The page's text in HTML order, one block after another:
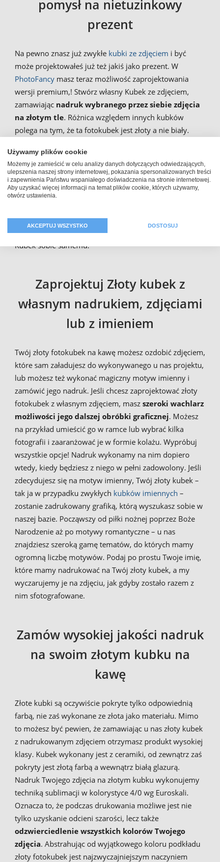
pomysł na nietuzinkowy
prezent
Na pewno znasz już zwykłe kubki ze zdjęciem i być
może projektowałeś już też jakiś jako prezent. W
PhotoFancy masz teraz możliwość zaprojektowania
wersji premium,! Stwórz własny Kubek ze zdjęciem,
zamawiając nadruk wybranego przez siebie zdjęcia
na złotym tle. Różnica względem innych kubków
polega na tym, że ta fotokubek jest złoty a nie biały.
odpowiedniego szyku. W odróżnieniu od małych
filiżanek do espressodysponujesz tu powierzchnią 14
cm x 7,2 cm, na której możesz zaprezentować Twoje
zdjęcie umieszczone na złotym tle. Tak wykonane złote
drogiej Ci osobie – na urodziny, na Walentynki czy też w
każdy inny dzień – lub też po prostu zafundować Złoty
Kubek sobie samemu.
Zaprojektuj Złoty kubek z
własnym nadrukiem, zdjęciami
lub z imieniem
Twój złoty fotokubek na kawę możesz ozdobić zdjęciem,
które sam załadujesz do wykonywanego u nas projektu,
lub możesz też wykonać magiczny motyw imienny i
zamówić jego nadruk. Jeśli chcesz zaprojektować złoty
fotokubek z własnym zdjęciem, masz szeroki wachlarz
możliwości jego dalszej obróbki graficznej. Możesz
na przykład umieścić go w ramce lub wybrać kilka
fotografii i zaaranżować je w formie kolażu. Wypróbuj
wszystkie opcje! Nadruk wykonamy na nim dopiero
wtedy, kiedy będziesz z niego w pełni zadowolony. Jeśli
zdecydujesz się na motyw imienny, Twój złoty kubek –
tak ja w przypadku zwykłych kubków imiennych –
zostanie zadrukowany grafiką, którą wyszukasz sobie w
naszej bazie. Począwszy od piłki nożnej poprzez Boże
Narodzenie aż po motywy romantyczne – u nas
znajdziesz szeroką gamę tematów, do których mamy
ogromną liczbę motywów. Podaj po prostu Twoje imię,
które mamy nadrukować na Twój złoty kubek, a my
wyczarujemy je na zdjęciu, jak gdyby zostało razem z
nim sfotografowane.
Zamów wysokiej jakości nadruk
na swoim złotym kubku na
kawę
Złote kubki są oczywiście pokryte tylko odpowiednią
farbą, nie zaś wykonane ze złota jako materiału. Mimo
to możesz być pewien, że zamawiając u nas złoty kubek
z nadrukowanym zdjęciem otrzymasz produkt wysokiej
klasy. Kubek wykonany jest z ceramiki, od zewnątrz zaś
pokryty jest złotą farbą a wewnątrz białą glazurą.
Nadruk Twojego zdjęcia na złotym kubku wykonujemy
techniką sublimacji w kolorystyce 4/0 wg Euroskali.
Oznacza to, że podczas drukowania możliwe jest nie
tylko uzyskanie odcieni szarości, lecz także
odzwierciedlenie wszystkich kolorów Twojego
zdjęcia. Abstrahując od wyjątkowego koloru podkładu
złoty fotokubek jest najzwyczajniejszym naczyniem
Używamy plików cookie
Możemy je zamieścić w celu analizy danych dotyczących odwiedzających,
ulepszenia naszej strony internetowej, pokazania spersonalizowanych treści
i zapewnienia Państwu wspaniałego doświadczenia na stronie internetowej.
Aby uzyskać więcej informacji na temat plików cookie, których używamy,
otwórz ustawienia.
AKCEPTUJ WSZYSTKO DOSTOSUJ